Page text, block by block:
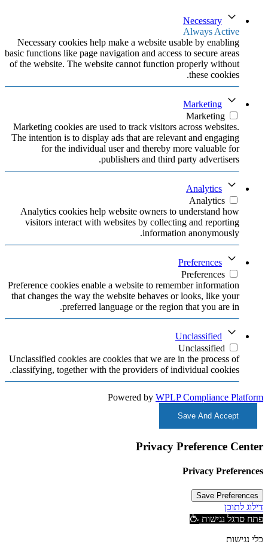
Necessary
Always Active
Necessary cookies help make a website usable by enabling
basic functions like page navigation and access to secure areas
of the website. The website cannot function properly without
these cookies.
Marketing
Marketing
Marketing cookies are used to track visitors across websites.
The intention is to display ads that are relevant and engaging
for the individual user and thereby more valuable for
publishers and third party advertisers.
Analytics
Analytics
Analytics cookies help website owners to understand how
visitors interact with websites by collecting and reporting
information anonymously.
Preferences
Preferences
Preference cookies enable a website to remember information
that changes the way the website behaves or looks, like your
preferred language or the region that you are in.
Unclassified
Unclassified
Unclassified cookies are cookies that we are in the process of
classifying, together with the providers of individual cookies.
Powered by WPLP Compliance Platform
Save And Accept
Privacy Preference Center
Privacy Preferences
דילוג לתוכן
פתח סרגל נגישות
כלי נגישות